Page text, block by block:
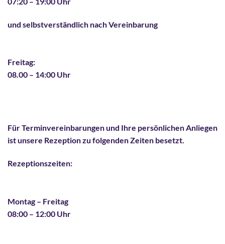
und selbstverständlich nach Vereinbarung
Freitag:
08.00 – 14:00 Uhr
Für Terminvereinbarungen und Ihre persönlichen Anliegen
ist unsere Rezeption zu folgenden Zeiten besetzt.
Rezeptionszeiten:
Montag – Freitag
08:00 – 12:00 Uhr